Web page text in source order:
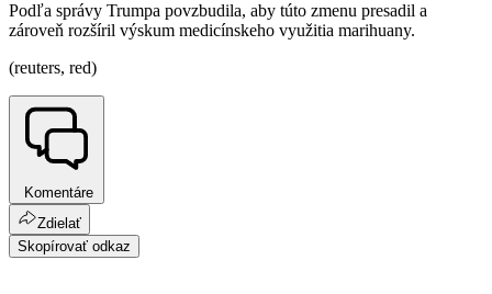
Podľa správy Trumpa povzbudila, aby túto zmenu presadil a
zároveň rozšíril výskum medicínskeho využitia marihuany.
(reuters, red)
Komentáre
Zdielať
Skopírovať odkaz